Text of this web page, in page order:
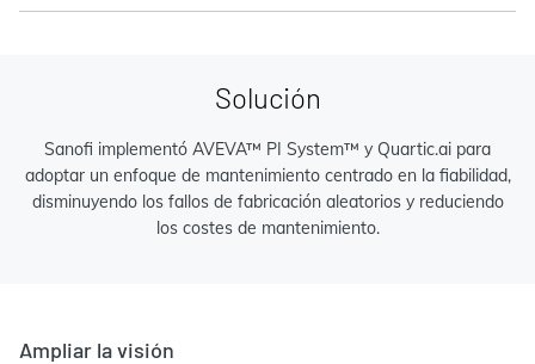
Solución
Sanofi implementó AVEVA™ PI System™ y Quartic.ai para
adoptar un enfoque de mantenimiento centrado en la fiabilidad,
disminuyendo los fallos de fabricación aleatorios y reduciendo
los costes de mantenimiento.
Ampliar la visión